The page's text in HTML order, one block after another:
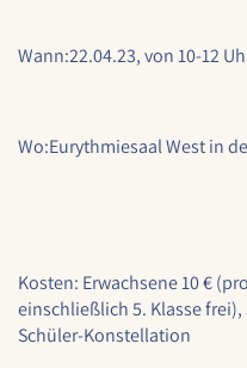
Wann:22.04.23, von 10-12
Wo:Eurythmiesaal West in
Kosten: Erwachsene 10 €
einschließlich 5. Klasse
Schüler-Konstellation
Zweck:
1 Jahr